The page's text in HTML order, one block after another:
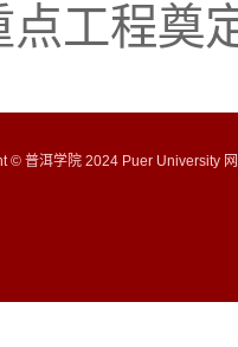
点工程奠
© 普洱学院 2024 Puer University